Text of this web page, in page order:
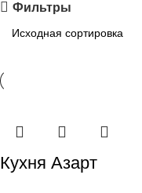
Фильтры
Кухня Азарт